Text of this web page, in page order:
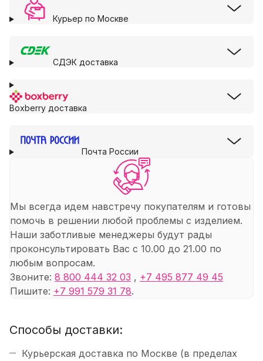
Курьер по Москве
СДЭК доставка
Boxberry доставка
Почта России
Мы всегда идем навстречу покупателям и готовы
помочь в решении любой проблемы с изделием.
Наши заботливые менеджеры будут рады
проконсультировать Вас с 10.00 до 21.00 по
любым вопросам.
Звоните: 8 800 444 32 03 , +7 495 877 49 45
Пишите: +7 991 579 31 78.
Способы доставки:
Курьерская доставка по Москве (в пределах